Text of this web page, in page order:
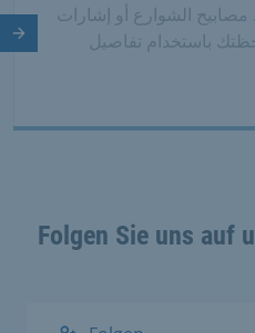
الشوارع أو إشارات
باستخدام تفاصيل
Folgen Sie uns auf